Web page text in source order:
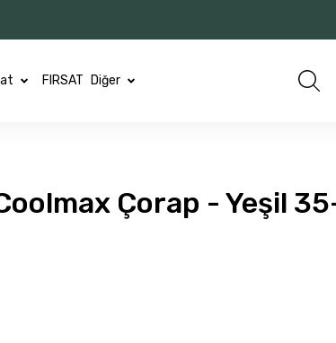
FIRSAT Diğer
Çorap - Yeşil